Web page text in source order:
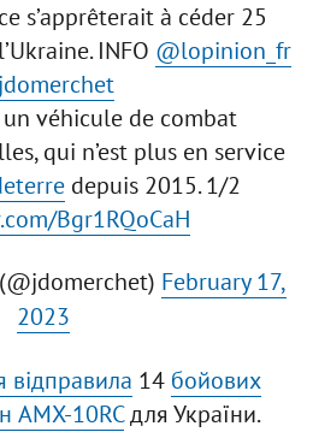
s’apprêterait à céder 25
INFO @lopinion_fr
un véhicule de combat
qui n’est plus en service
depuis 2015. 1/2
Bgr1RQoCaH
February 17,
2023
відправила 14 бойових
AMX-10RCдля України.